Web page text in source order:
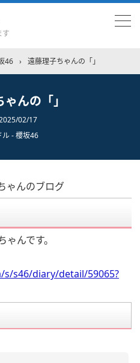
す
46 › 遠藤理子ちゃんの「」
んの「」
02/17
ル - 櫻坂46
ゃんのブログ
んです。
s46/diary/detail/59065?